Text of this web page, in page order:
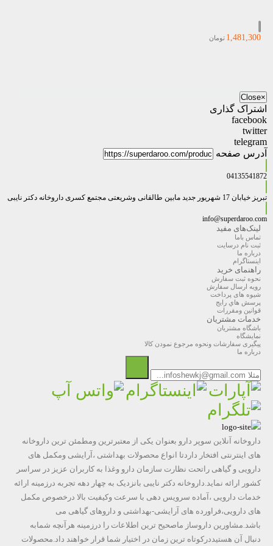
1,481,300 تومان
×
Close
اشتراک گذاری
facebook
twitter
telegram
آدرس صفحه
04135541872
تبریز خیابان 17 شهریور جدید مابین طالقانی وشریعتی مجتمع کسری داروخانه دکتر نایبی
info@superdaroo.com
لینک‌های مفید
تماس باما
ثبت نام درسایت
درباره ما
اینستاگرام
راهنمای خرید
نحوه ثبت سفارش
رویه ارسال سفارش
شیوه های پرداخت
پرسش هاي رايج
قوانین ومقررات
خدمات مشتریان
باشگاه مشتریان
نمایشگاه
پیگیری سفارشات ونحوه مرجوع نمودن کالا
درباره ما
داروخانه آنلاین سوپر دارو بعنوان یکی از معتبرترین ومطمئن ترین داروخانه
های اینترنتی افتخار داردتا انواع محصولات بهداشتی ،آرایشی ومکمل های
دارویی و گیاهی راتحت نظارت سازمان دارو وغذا به کاربران عزیز در سراسر
کشور ارائه نماید.داروخانه دکتر نایبی بانزدیک به چهار دهه تجربه درزمینه ارائه
خدمات دارویی ،آماده سرویس دهی با سرعت وکیفیت بالا درخصوص مکمل
های دارویی،فراورده های آرایشی-بهداشتی و داروهای گیاهی می
باشد.مشاورین داروساز ماصحیح ترین اطلاعات را درزمینه هرآنچه شمابه
دنبال آن هستیددرکوتاه ترین زمان در اختیار شما قرار خواهند داد.محصولات